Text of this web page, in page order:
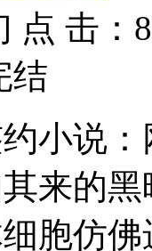
点 击： 8
结
约小说
来的
胞仿